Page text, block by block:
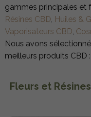
gammes principales
Résines CBD Huiles &
Vaporisateurs CBD
Nous avons
meilleurs produits CBD :
Fleurs et Résines